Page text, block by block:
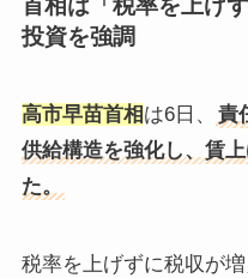
首相は「税率を上げ
投資を強調
高市早苗首相は6日、
責
供給構造を強化し、賃
た。
税率を上げずに税収が増